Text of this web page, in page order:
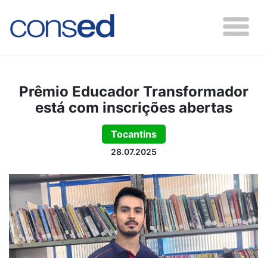
Prêmio Educador Transformador
está com inscrições abertas
Tocantins
28.07.2025